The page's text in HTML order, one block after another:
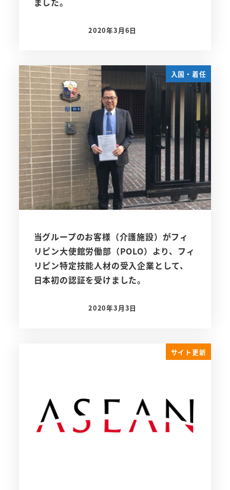
投稿日
2020年3月6日
入国・着任
当グループのお客様（介護施設）がフィ
リピン大使館労働部（POLO）より、フィ
リピン特定技能人材の受入企業として、
日本初の認証を受けました。
投稿日
2020年3月3日
サイト更新